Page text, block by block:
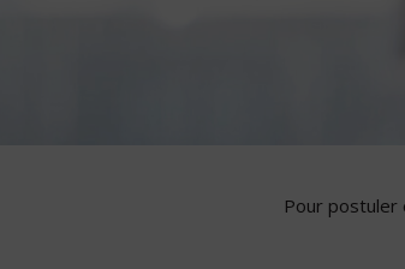
Pour postuler